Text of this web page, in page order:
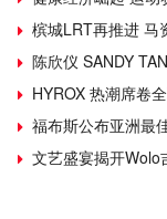
槟城LRT再推进 马
陈欣仪 SANDY TAN
HYROX 热潮席卷
福布斯公布亚洲最
文艺盛宴揭开Wolo